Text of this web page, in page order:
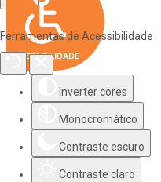
Ferramentas de Acessibilidade
Inverter cores
Monocromático
Contraste escuro
Contraste claro